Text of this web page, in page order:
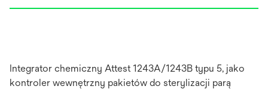
Integrator chemiczny Attest 1243A/1243B typu 5, jako
kontroler wewnętrzny pakietów do sterylizacji parą